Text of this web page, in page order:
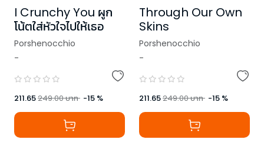
I Crunchy You ผูก
โน้ตใส่หัวใจไปให้เธอ
Porshenocchio
-
211.65249.00บาท -15 %
Through Our Own
Skins
Porshenocchio
,
-
211.65249.00บาท -15 %